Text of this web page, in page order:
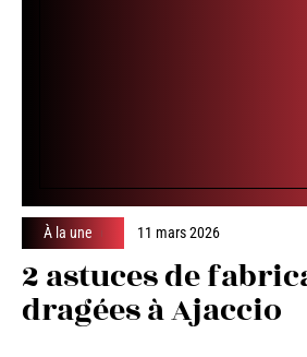
À la une 11 mars 2026
2 astuces de
dragées à Ajaccio